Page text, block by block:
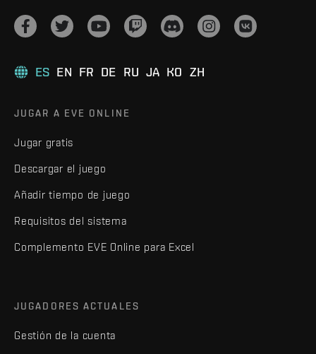
ES EN FR DE RU JA KO ZH
JUGAR A EVE ONLINE
Jugar gratis
Descargar el juego
Añadir tiempo de juego
Requisitos del sistema
Complemento EVE Online para Excel
JUGADORES ACTUALES
Gestión de la cuenta